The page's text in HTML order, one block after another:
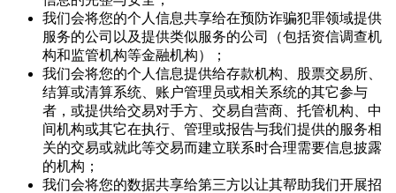
我们会将您的个人信息共享给在预防诈骗犯罪领域提供
服务的公司以及提供类似服务的公司（包括资信调查机
构和监管机构等金融机构）；
我们会将您的个人信息提供给存款机构、股票交易所、
结算或清算系统、账户管理员或相关系统的其它参与
者，或提供给交易对手方、交易自营商、托管机构、中
间机构或其它在执行、管理或报告与我们提供的服务相
关的交易或就此等交易而建立联系时合理需要信息披露
的机构；
我们会将您的数据共享给第三方以让其帮助我们开展招